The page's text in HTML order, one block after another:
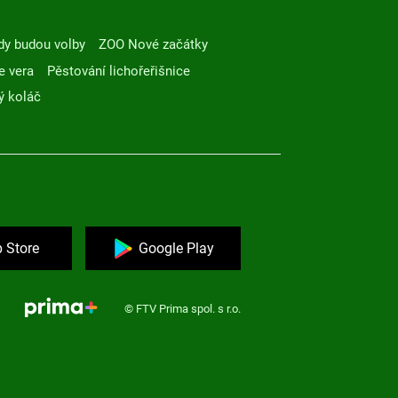
budou volby
ZOO Nové začátky
vera
Pěstování lichořeřišnice
koláč
Store Google Play
© FTV Prima spol. s r.o.